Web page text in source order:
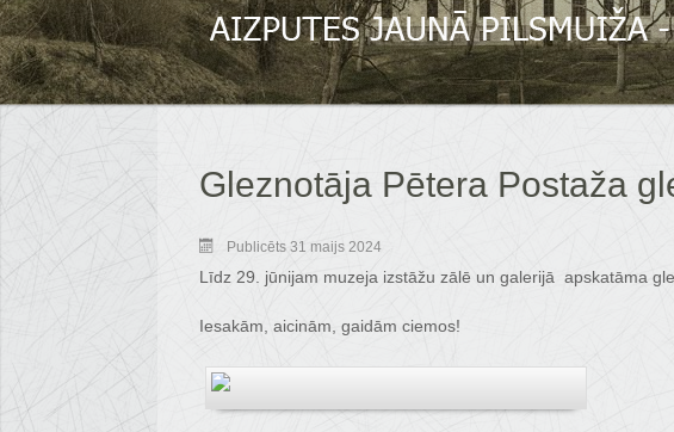
Gleznotāja Pētera Postaža
Publicēts 31 maijs 2024
Līdz 29. jūnijam muzeja izstāžu zālē un galerijā apskatāma
Iesakām, aicinām, gaidām ciemos!